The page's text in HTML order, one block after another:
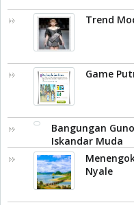
Trend
Game
Bangungan
Iskandar Muda
Nyale